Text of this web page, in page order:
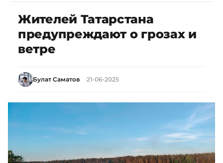
Жителей Татарстана
предупреждают о грозах и
ветре
Булат Саматов 21-06-2025